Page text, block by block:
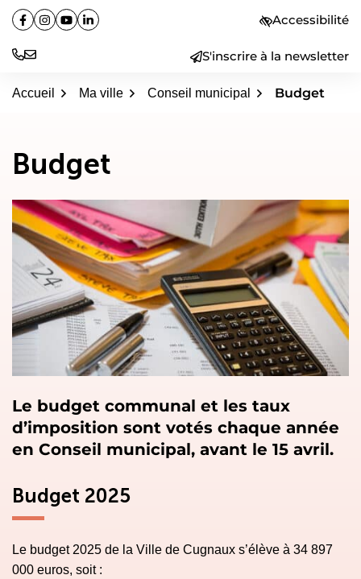
Aller
au
contenu
S'inscrire à la newsletter
Facebook
(ouverture dans un nouvel onglet)
Instagram
(ouverture dans un nouvel onglet)
YouTube
(ouverture dans un nouvel onglet)
Linkedin
(ouverture dans un nouvel onglet) Accessibilité
Accueil Ma ville Conseil municipal Budget
Budget
Le budget communal et les taux
d’imposition sont votés chaque année
en Conseil municipal, avant le 15 avril.
Budget 2025
Le budget 2025 de la Ville de Cugnaux s’élève à 34 897
000 euros, soit :